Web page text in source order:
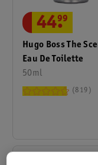
Hugo Boss The
Eau De Toilette
50ml
44.
99
819